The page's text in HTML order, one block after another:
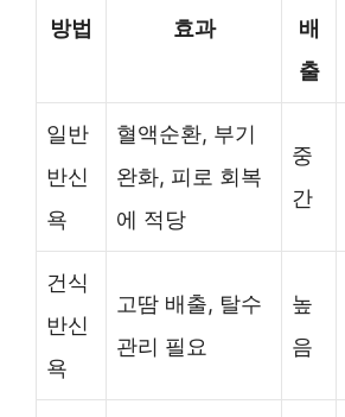
방법 효과
배
출
일반
반신
욕
혈액순환, 부기
완화, 피로 회복
에 적당
중
간
건식
반신
욕
고땀 배출, 탈수
관리 필요
높
음